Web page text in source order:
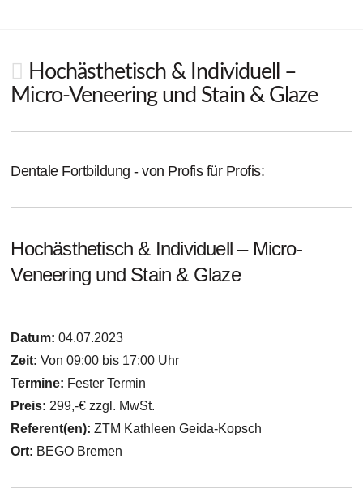
Hochästhetisch & Individuell –
Micro-Veneering und Stain & Glaze
Dentale Fortbildung - von Profis für Profis:
Hochästhetisch & Individuell – Micro-
Veneering und Stain & Glaze
Datum:04.07.2023
Zeit: Von 09:00 bis 17:00 Uhr
Termine: Fester Termin
Preis: 299,-€ zzgl. MwSt.
Referent(en):ZTM Kathleen Geida-Kopsch
Ort: BEGO Bremen